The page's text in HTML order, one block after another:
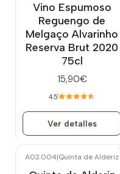
Vino Espumoso
Reguengo de
Melgaço Alvarinho
Reserva Brut 2020
75cl
15,90€
4.5
Ver detalles
A02.004|Quinta de Alderiz